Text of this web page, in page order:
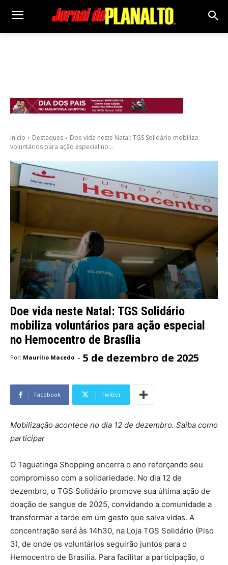
Início Destaques
Doe vida neste Natal: TGS Solidário mobiliza
voluntários para ação especial no...
Doe vida neste Natal: TGS Solidário
mobiliza voluntários para ação especial
no Hemocentro de Brasília
Por: Maurílio Macedo - 5 de dezembro de 2025
Facebook Twitter
Mobilização acontece no dia 12 de dezembro. Saiba como
participar
O Taguatinga Shopping encerra o ano reforçando seu
compromisso com a solidariedade. No dia 12 de
dezembro, o TGS Solidário promove sua última ação de
doação de sangue de 2025, convidando a comunidade a
transformar a tarde em um gesto que salva vidas. A
concentração será às 14h30, na Loja TGS Solidário (Piso
3), de onde os voluntários seguirão juntos para o
Hemocentro de Brasília. Para facilitar a participação, o